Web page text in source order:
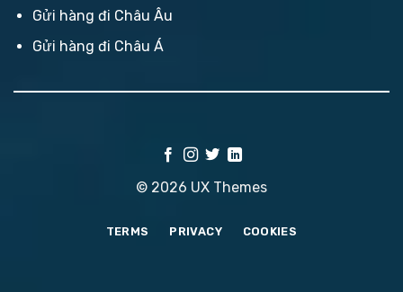
Gửi hàng đi Châu Âu
Gửi hàng đi Châu Á
© 2026 UX Themes
TERMS PRIVACY COOKIES